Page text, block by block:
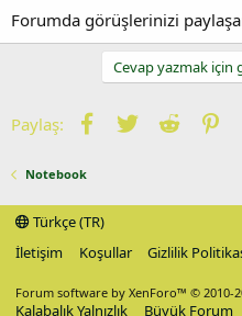
Forumda görüşlerinizi
Cevap yazmak için
Paylaş: Facebook
TwitterReddit
Notebook
Türkçe (TR)
İletişim
Koşullar Gizlilik
Forum software by XenForo™ © 2010-
Kalabalık Yalnızlık Büyük Forum